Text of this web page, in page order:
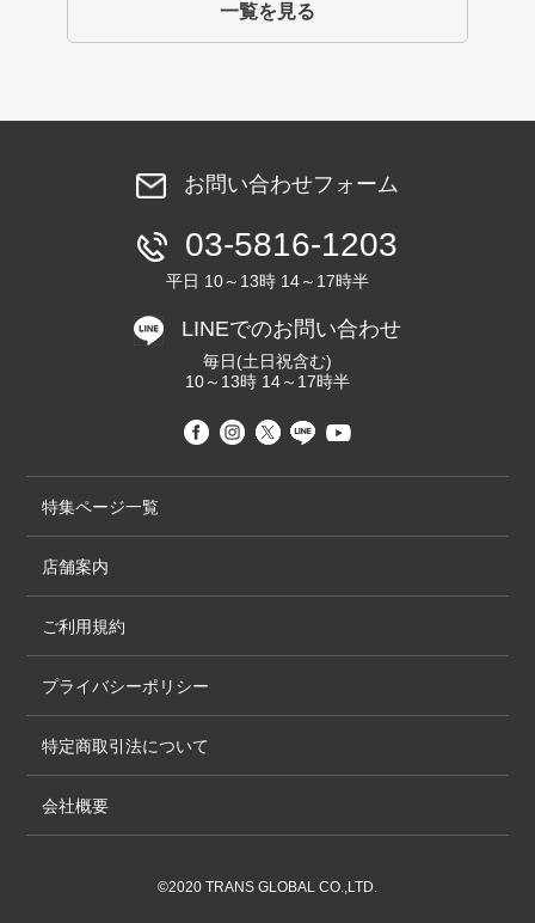
一覧を見る
お問い合わせフォーム
03-5816-1203
平日 10～13時 14～17時半
LINEでのお問い合わせ
毎日(土日祝含む)
10～13時 14～17時半
特集ページ一覧
店舗案内
ご利用規約
プライバシーポリシー
特定商取引法について
会社概要
©2020 TRANS GLOBAL CO.,LTD.